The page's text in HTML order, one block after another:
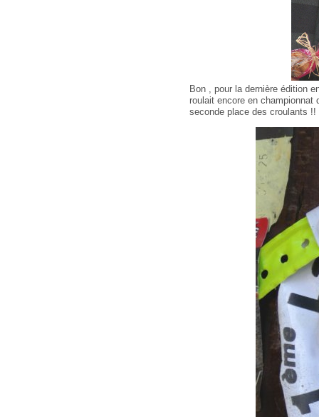
Bon , pour la dernière édition
roulait encore en championnat
seconde place des croulants !!